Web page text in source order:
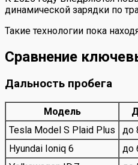
динамической зарядки по
Такие технологии пока
Сравнение
Дальность пробега
Модель
Tesla Model S Plaid Plus
до
Hyundai Ioniq 6
до